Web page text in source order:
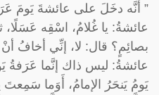
” أنَّه دخَلَ على عائشةَ يَومَ
عائشةُ: يا غُلامُ، اسْقِه
بصائِمٍ؟ قال: لا، إنِّي أخافُ
عائشةُ: ليس ذاك إنَّما عَرَفةُ
يَومُ يَنحَرُ الإمامُ، أَوَما